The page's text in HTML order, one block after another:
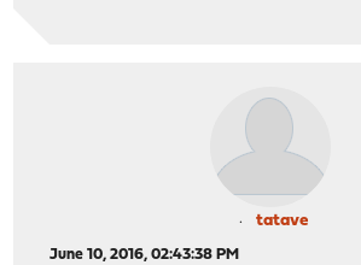
tatave
June 10, 2016, 02:43:38 PM